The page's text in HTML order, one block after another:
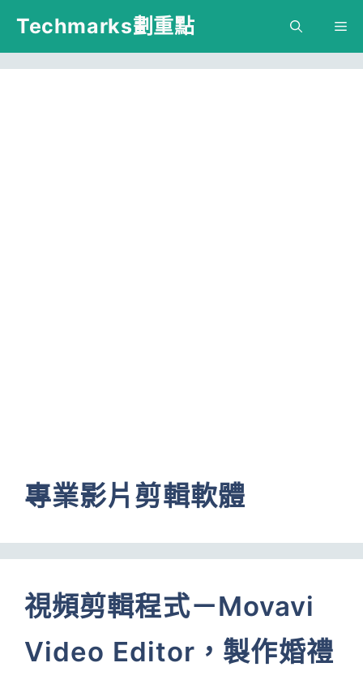
跳
主
Techmarks劃重點
專業影片剪輯軟體
視頻剪輯程式－Movavi
Video Editor，製作婚禮